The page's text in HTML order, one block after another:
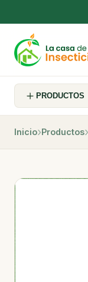
PRODUCTOS
Inicio Productos